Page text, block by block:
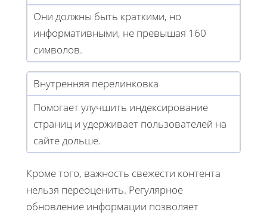
Они должны быть краткими, но
информативными, не превышая 160
символов.
Внутренняя перелинковка
Помогает улучшить индексирование
страниц и удерживает пользователей на
сайте дольше.
Кроме того, важность свежести контента
нельзя переоценить. Регулярное
обновление информации позволяет